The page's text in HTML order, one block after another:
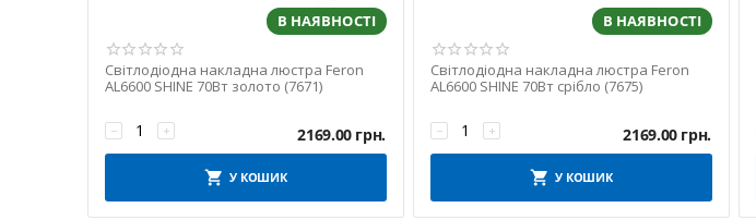
В НАЯВНОСТІ
Світлодіодна накладна люстра Feron
AL6600 SHINE 70Вт золото (7671)
+
− 2169.00 грн.
У КОШИК
В НАЯВНОСТІ
Світлодіодна накладна люстра Feron
AL6600 SHINE 70Вт срібло (7675)
+
− 2169.00 грн.
У КОШИК